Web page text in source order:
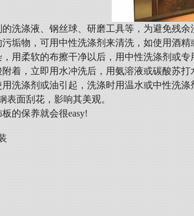
洗涤液、钢丝球、研磨工具等，为避免残
垢物，可用中性洗涤剂来清洗，如使用酒精
用柔软的布擦干净以后，用中性洗涤剂或专
着，立即用水冲洗后，用氨溶液或碳酸苏打
洗涤剂或油引起，洗涤时用温水或中性洗
表面刮花，影响其美观。
的保养就会很easy!